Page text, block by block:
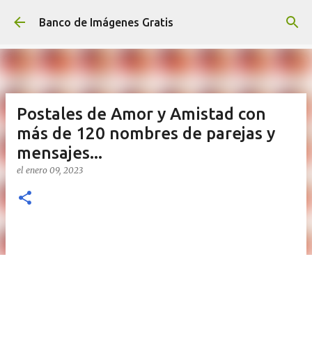
Ir al contenido principal
Banco de Imágenes Gratis
Postales de Amor y Amistad con
más de 120 nombres de parejas y
mensajes...
el enero 09, 2023